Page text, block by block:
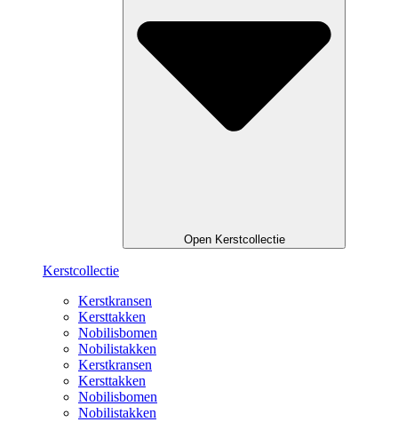
Open Kerstcollectie
Kerstcollectie
Kerstkransen
Kersttakken
Nobilisbomen
Nobilistakken
Kerstkransen
Kersttakken
Nobilisbomen
Nobilistakken